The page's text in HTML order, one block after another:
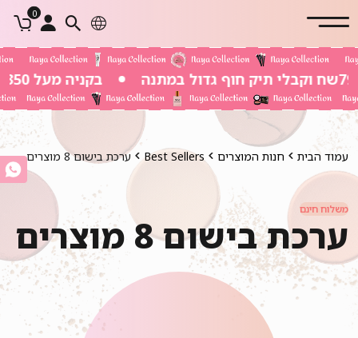
0
בקניה מעל 350 שח משלוח חינם
עמוד הבית חנות המוצרים Best Sellers ערכת בישום 8 מוצרים
משלוח חינם
ערכת בישום 8 מוצרים